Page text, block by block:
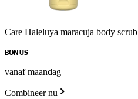
Care Haleluya maracuja body scrub
BONUS
vanaf maandag
Combineer nu